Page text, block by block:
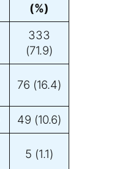
(%)
333
(71.9)
76 (16.4)
49 (10.6)
5 (1.1)